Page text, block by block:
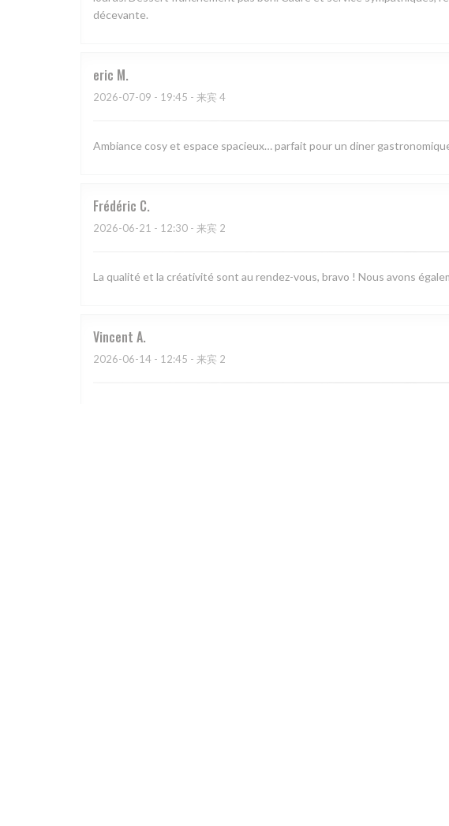
décevante.
eric M
2026-07-09 - 19:45 - 来宾 4
Ambiance cosy et espace spacieux… parfait pour un diner
Frédéric C
2026-06-21 - 12:30 - 来宾 2
La qualité et la créativité sont au rendez-vous, bravo ! Nous avons
Vincent A
2026-06-14 - 12:45 - 来宾 2